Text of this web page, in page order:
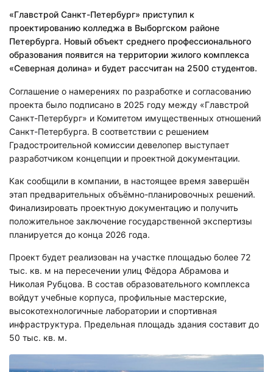
«Главстрой Санкт-Петербург» приступил к
проектированию колледжа в Выборгском районе
Петербурга. Новый объект среднего профессионального
образования появится на территории жилого комплекса
«Северная долина» и будет рассчитан на 2500 студентов.
Соглашение о намерениях по разработке и согласованию
проекта было подписано в 2025 году между «Главстрой
Санкт-Петербург» и Комитетом имущественных отношений
Санкт-Петербурга. В соответствии с решением
Градостроительной комиссии девелопер выступает
разработчиком концепции и проектной документации.
Как сообщили в компании, в настоящее время завершён
этап предварительных объёмно-планировочных решений.
Финализировать проектную документацию и получить
положительное заключение государственной экспертизы
планируется до конца 2026 года.
Проект будет реализован на участке площадью более 72
тыс. кв. м на пересечении улиц Фёдора Абрамова и
Николая Рубцова. В состав образовательного комплекса
войдут учебные корпуса, профильные мастерские,
высокотехнологичные лаборатории и спортивная
инфраструктура. Предельная площадь здания составит до
50 тыс. кв. м.